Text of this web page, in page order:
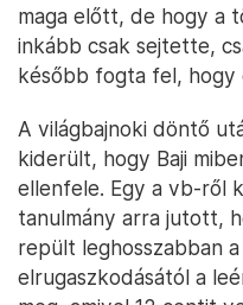
maga előtt, de hogy a
inkább csak sejtette,
később fogta fel, hogy
A világbajnoki döntő
kiderült, hogy Baji
ellenfele. Egy a vb-ről
tanulmány arra jutott,
repült leghosszabban
elrugaszkodásától a